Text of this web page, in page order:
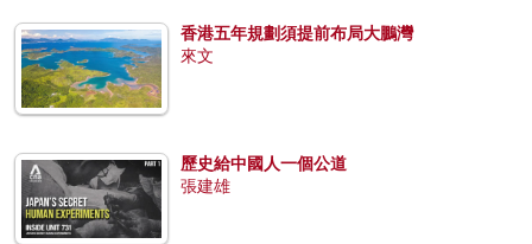
香港五年規劃須提前布局大鵬灣
來文
歷史給中國人一個公道
張建雄